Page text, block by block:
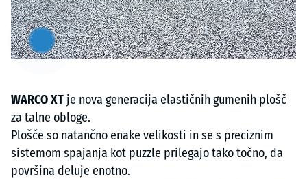
Artikel
anzeigen
WARCO XT je nova generacija elastičnih gumenih plošč
za talne obloge.
Plošče so natančno enake velikosti in se s preciznim
sistemom spajanja kot puzzle prilegajo tako točno, da
površina deluje enotno.